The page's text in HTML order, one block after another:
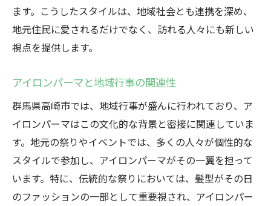
ます。こうしたスタイルは、地域社会とも連携を深め、
地元住民に愛されるだけでなく、訪れる人々にも新しい
視点を提供します。
アイロンパーマと地域行事の関連性
群馬県高崎市では、地域行事が盛んに行われており、ア
イロンパーマはこの文化的な背景と密接に関連していま
す。地元の祭りやイベントでは、多くの人々が個性的な
スタイルで参加し、アイロンパーマがその一翼を担って
います。特に、伝統的な祭りにおいては、髪型がその日
のファッションの一部として重要視され、アイロンパー